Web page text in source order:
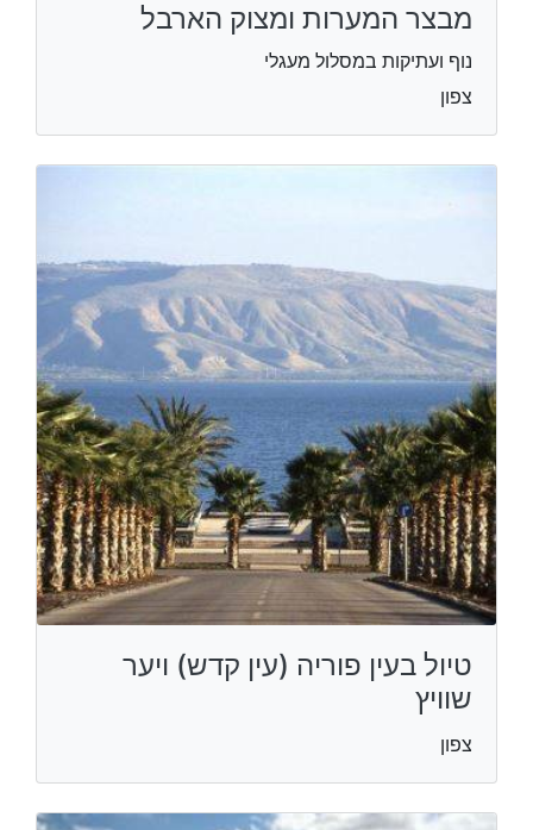
מבצר המערות ומצוק הארבל
נוף ועתיקות במסלול מעגלי
צפון
טיול בעין פוריה (עין קדש) ויער
שוויץ
צפון